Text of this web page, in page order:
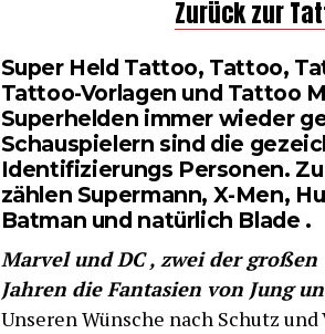
Zurück zur
Super Held Tattoo, Tattoo,
Tattoo-Vorlagen und Tattoo
Superhelden immer wieder
Schauspielern sind die
Identifizierungs Personen.
zählen Supermann, X-Men,
Batman und natürlich Blade .
Marvel und DC , zwei der
Jahren die Fantasien von Jung
Unseren Wünsche nach Schutz